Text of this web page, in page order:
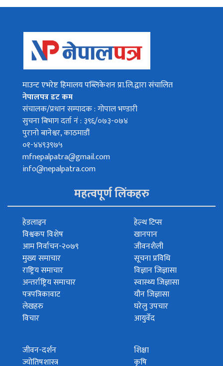
माउन्ट एभरेष्ट हिमालय पब्लिकेशन प्रा.लि.द्वारा संचालित
नेपालपत्र डट कम
संचालक/प्रधान सम्पादक : गोपाल भण्डारी
सुचना बिभाग दर्ता नं : ३९६/०७३-०७४
पुरानो बानेश्वर, काठमाडौं
०१-४४९३९७५
mfnepalpatra@gmail.com
info@nepalpatra.com
महत्वपूर्ण लिंकहरु
हेडलाइन
विश्वकप विशेष
आम निर्वाचन-२०७९
मुख्य समाचार
राष्ट्रिय समाचार
अन्तर्राष्ट्रिय समाचार
पत्रपत्रिकावाट
लेखहरु
विचार
हेल्थ टिप्स
खानपान
जीवनशैली
सूचना प्रविधि
विज्ञान जिज्ञासा
स्वास्थ्य जिज्ञासा
यौन जिज्ञासा
घरेलु उपचार
आयुर्वेद
जीवन-दर्शन
ज्योतिषशास्त्र
शिक्षा
कृषि